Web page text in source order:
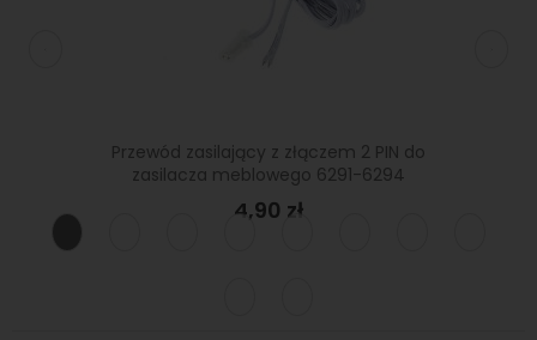
Przewód zasilający z złączem 2 PIN do
zasilacza meblowego 6291-6294
4,90 zł